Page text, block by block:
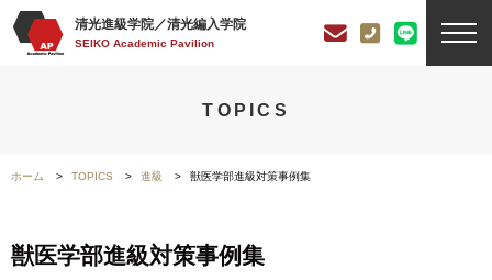
清光進級学院／清光編入学院
SEIKO Academic Pavilion
TOPICS
ホーム TOPICS 進級 獣医学部進級対策事例集
獣医学部進級対策事例集